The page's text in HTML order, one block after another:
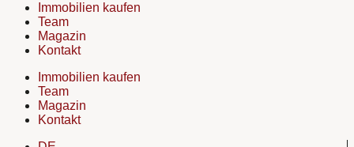
Immobilien kaufen
Team
Magazin
Kontakt
Immobilien kaufen
Team
Magazin
Kontakt